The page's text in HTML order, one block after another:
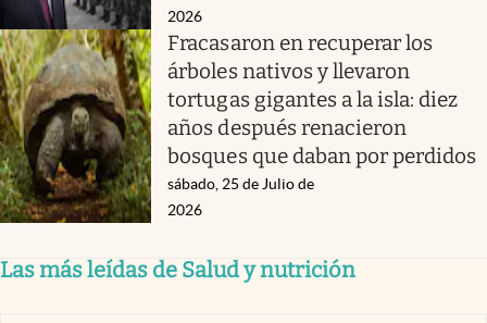
2026
Fracasaron en recuperar los
árboles nativos y llevaron
tortugas gigantes a la isla: diez
años después renacieron
bosques que daban por perdidos
sábado, 25 de Julio de
2026
Las más leídas de Salud y nutrición